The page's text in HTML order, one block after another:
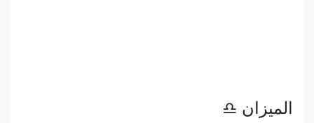
الميزان ♎